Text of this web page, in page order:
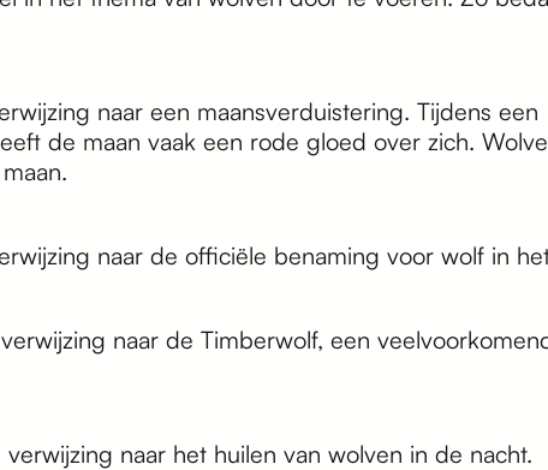
naar een maansverduistering. Tijdens een
de maan vaak een rode gloed over zich.
naar de officiële benaming voor wolf in
naar de Timberwolf, een
verwijzing naar het huilen van wolven in de nacht.